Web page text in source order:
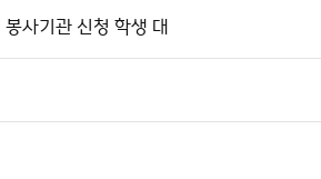
사기관 신청 학생 대